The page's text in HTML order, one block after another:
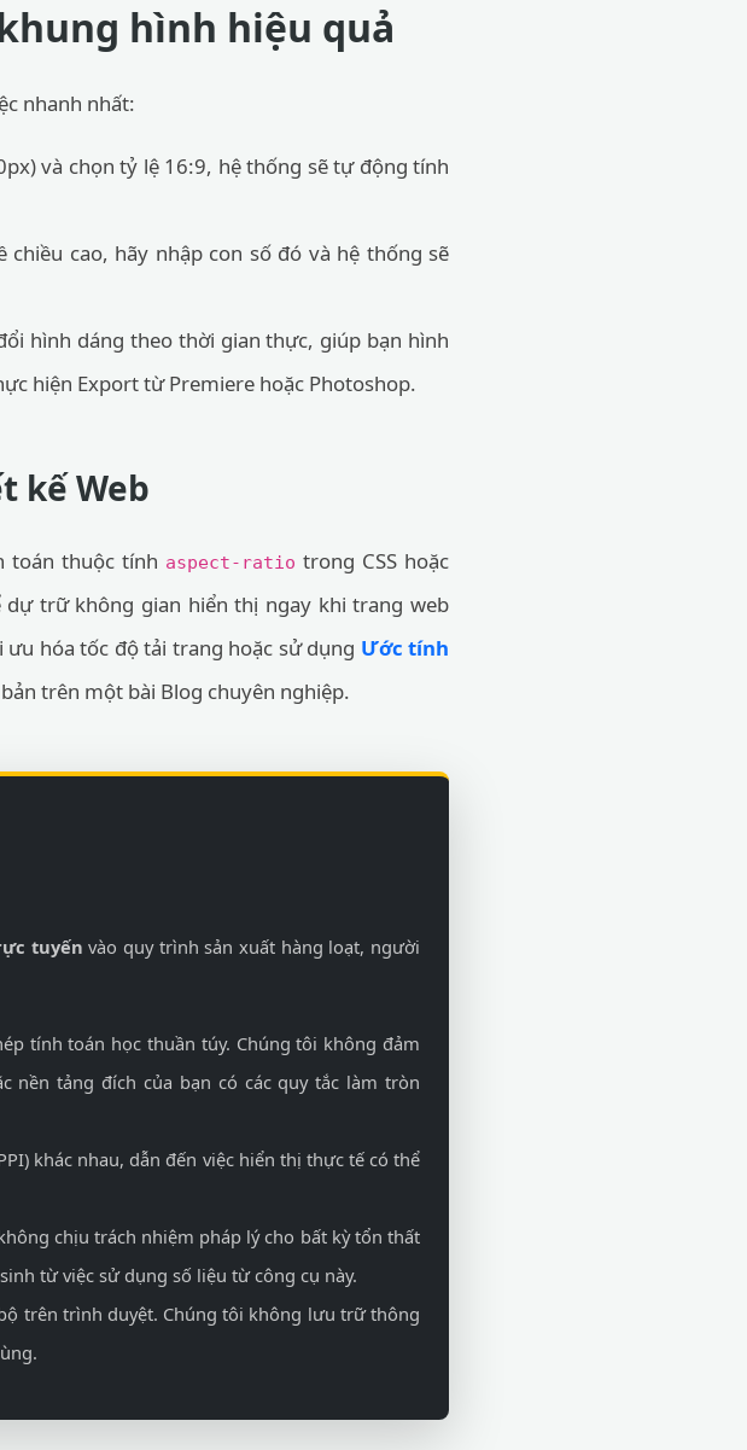
hình hiệu quả
nhanh nhất:
và chọn tỷ lệ 16:9, hệ thống sẽ tự động tính
cao, hãy nhập con số đó và hệ thống sẽ
hình dáng theo thời gian thực, giúp bạn hình
hiện Export từ Premiere hoặc Photoshop.
kế Web
toán thuộc tính aspect-ratio trong CSS hoặc
trữ không gian hiển thị ngay khi trang web
ưu hóa tốc độ tải trang hoặc sử dụng Ước tính
trên một bài Blog chuyên nghiệp.
tuyến vào quy trình sản xuất hàng loạt, người
tính toán học thuần túy. Chúng tôi không đảm
nền tảng đích của bạn có các quy tắc làm tròn
khác nhau, dẫn đến việc hiển thị thực tế có thể
chịu trách nhiệm pháp lý cho bất kỳ tổn thất
từ việc sử dụng số liệu từ công cụ này.
trên trình duyệt. Chúng tôi không lưu trữ thông